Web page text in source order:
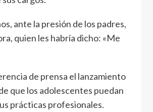
ante la presión de los padres,
quien les habría dicho: «Me
de prensa el lanzamiento
que los adolescentes puedan
prácticas profesionales.